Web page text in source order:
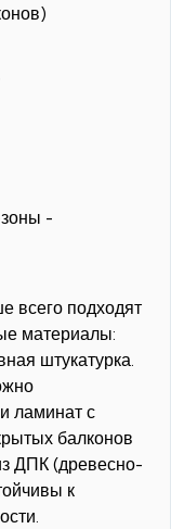
всего подходят
материалы:
штукатурка.
ламинат с
балконов
ДПК (древесно-
к